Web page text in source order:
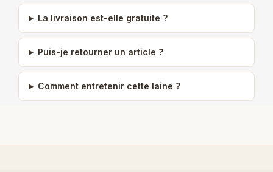
La livraison est-elle gratuite ?
Puis-je retourner un article ?
Comment entretenir cette laine ?